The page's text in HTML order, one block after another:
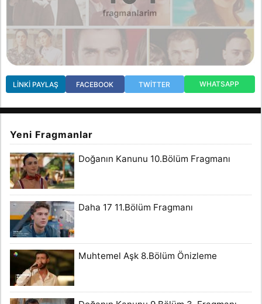
LINKI PAYLAŞ FACEBOOK TWITTER WHATSAPP
Yeni Fragmanlar
Doğanın Kanunu 10.Bölüm Fragmanı
Daha 17 11.Bölüm Fragmanı
Muhtemel Aşk 8.Bölüm Önizleme